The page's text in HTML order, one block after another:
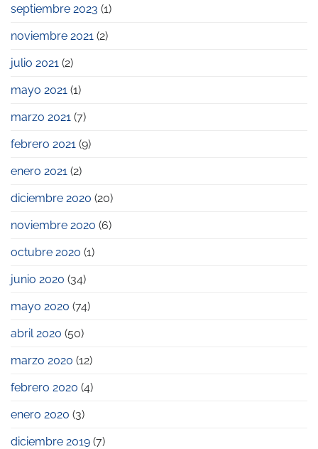
septiembre 2023 (1)
noviembre 2021 (2)
julio 2021 (2)
mayo 2021 (1)
marzo 2021 (7)
febrero 2021 (9)
enero 2021 (2)
diciembre 2020 (20)
noviembre 2020 (6)
octubre 2020 (1)
junio 2020 (34)
mayo 2020 (74)
abril 2020 (50)
marzo 2020 (12)
febrero 2020 (4)
enero 2020 (3)
diciembre 2019 (7)